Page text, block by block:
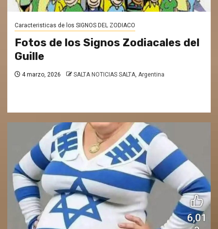
Caracteristicas de los SIGNOS DEL ZODIACO
Fotos de los Signos Zodiacales del
Guille
4 marzo, 2026 SALTA NOTICIAS SALTA, Argentina